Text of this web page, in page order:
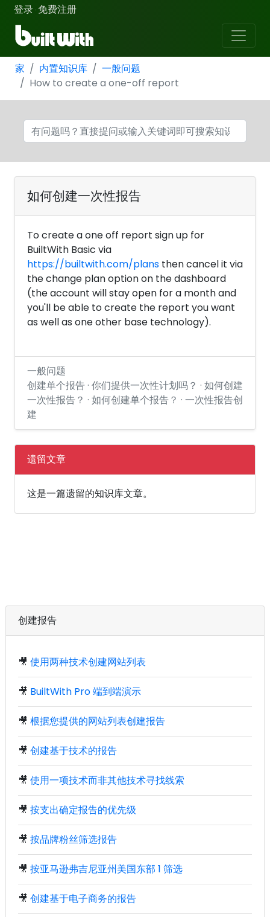
登录 · 免费注册
家 内置知识库
一般问题
How to create a one-off report
如何创建一次性报告
To create a one off report sign up for
BuiltWith Basic via
https://builtwith.com/plans then cancel it via
the change plan option on the dashboard
(the account will stay open for a month and
you'll be able to create the report you want
as well as one other base technology).
一般问题
创建单个报告 · 你们提供一次性计划吗？ · 如何创建
一次性报告？ · 如何创建单个报告？ · 一次性报告创
建
遗留文章
这是一篇遗留的知识库文章。
创建报告
🎥 使用两种技术创建网站列表
🎥 BuiltWith Pro 端到端演示
🎥 根据您提供的网站列表创建报告
🎥 创建基于技术的报告
🎥 使用一项技术而非其他技术寻找线索
🎥 按支出确定报告的优先级
🎥 按品牌粉丝筛选报告
🎥 按亚马逊弗吉尼亚州美国东部 1 筛选
🎥 创建基于电子商务的报告